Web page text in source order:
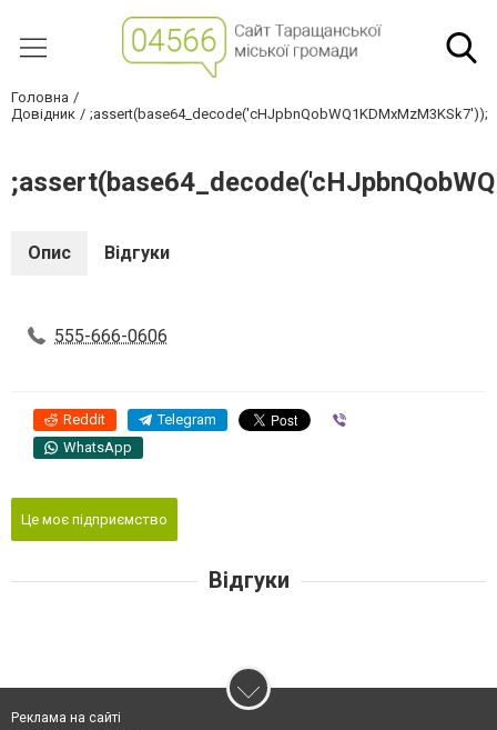
Головна
Довідник
;assert(base64_decode('cHJpbnQobWQ1KDMxMzM3KSk7'));
Опис Відгуки
555-666-0606
Reddit Telegram
WhatsApp
Це моє підприємство
Відгуки
Реклама на сайті